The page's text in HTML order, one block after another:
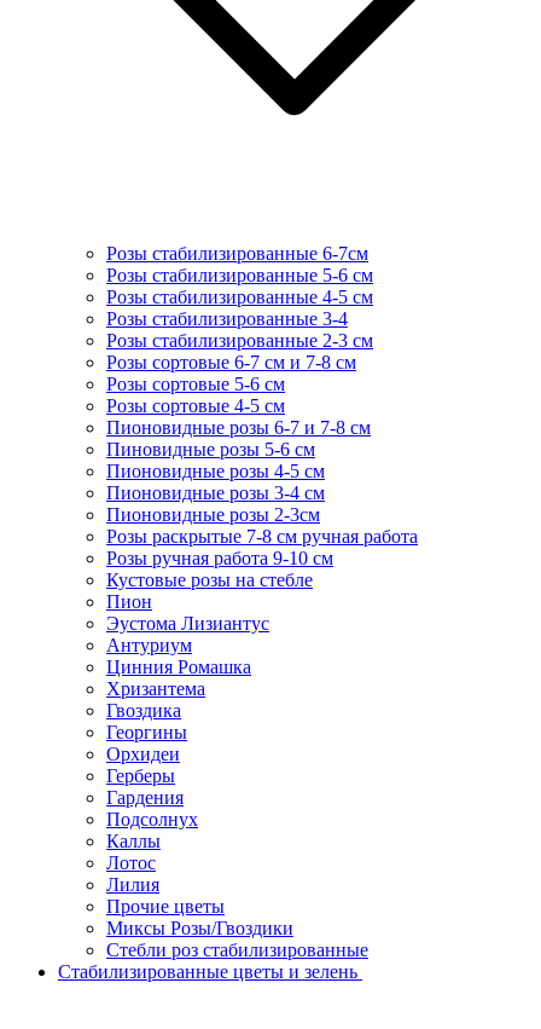
Розы стабилизированные 6-7см
Розы стабилизированные 5-6 см
Розы стабилизированные 4-5 см
Розы стабилизированные 3-4
Розы стабилизированные 2-3 см
Розы сортовые 6-7 см и 7-8 см
Розы сортовые 5-6 см
Розы сортовые 4-5 см
Пионовидные розы 6-7 и 7-8 см
Пиновидные розы 5-6 см
Пионовидные розы 4-5 см
Пионовидные розы 3-4 см
Пионовидные розы 2-3см
Розы раскрытые 7-8 см ручная работа
Розы ручная работа 9-10 см
Кустовые розы на стебле
Пион
Эустома Лизиантус
Антуриум
Цинния Ромашка
Хризантема
Гвоздика
Георгины
Орхидеи
Герберы
Гардения
Подсолнух
Каллы
Лотос
Лилия
Прочие цветы
Миксы Розы/Гвоздики
Стебли роз стабилизированные
Стабилизированные цветы и зелень